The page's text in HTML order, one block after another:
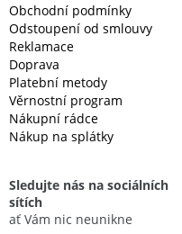
Obchodní podmínky
Odstoupení od smlouvy
Reklamace
Doprava
Platební metody
Věrnostní program
Nákupní rádce
Nákup na splátky
Sledujte nás na sociálních
sítích
ať Vám nic neunikne